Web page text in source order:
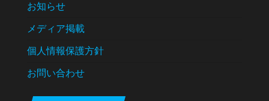
お知らせ
メディア掲載
個人情報保護方針
お問い合わせ